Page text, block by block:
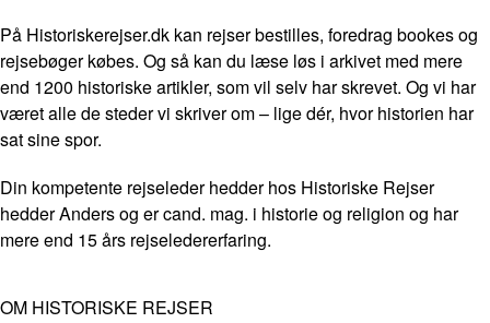
På Historiskerejser.dk kan rejser bestilles, foredrag bookes og
rejsebøger købes. Og så kan du læse løs i arkivet med mere
end 1200 historiske artikler, som vil selv har skrevet. Og vi har
været alle de steder vi skriver om – lige dér, hvor historien har
sat sine spor.
Din kompetente rejseleder hedder hos Historiske Rejser
hedder Anders og er cand. mag. i historie og religion og har
mere end 15 års rejseledererfaring.
OM HISTORISKE REJSER